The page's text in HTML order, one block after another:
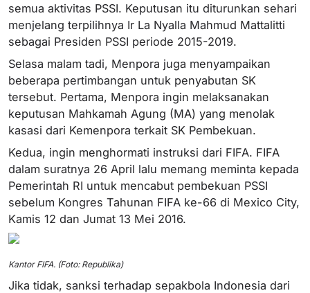
semua aktivitas PSSI. Keputusan itu diturunkan sehari
menjelang terpilihnya Ir La Nyalla Mahmud Mattalitti
sebagai Presiden PSSI periode 2015-2019.
Selasa malam tadi, Menpora juga menyampaikan
beberapa pertimbangan untuk penyabutan SK
tersebut. Pertama, Menpora ingin melaksanakan
keputusan Mahkamah Agung (MA) yang menolak
kasasi dari Kemenpora terkait SK Pembekuan.
Kedua, ingin menghormati instruksi dari FIFA. FIFA
dalam suratnya 26 April lalu memang meminta kepada
Pemerintah RI untuk mencabut pembekuan PSSI
sebelum Kongres Tahunan FIFA ke-66 di Mexico City,
Kamis 12 dan Jumat 13 Mei 2016.
Kantor FIFA. (Foto: Republika)
Jika tidak, sanksi terhadap sepakbola Indonesia dari